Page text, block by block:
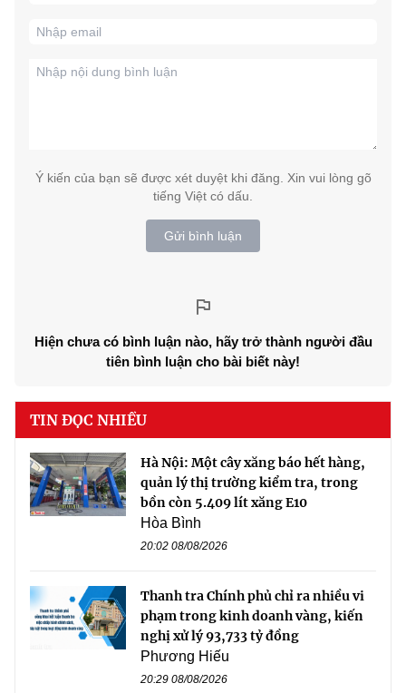
Ý kiến của bạn sẽ được xét duyệt khi đăng. Xin vui lòng gõ
tiếng Việt có dấu.
Gửi bình luận
Hiện chưa có bình luận nào, hãy trở thành người đầu
tiên bình luận cho bài biết này!
TIN ĐỌC NHIỀU
Hà Nội: Một cây xăng báo hết hàng,
quản lý thị trường kiểm tra, trong
bồn còn 5.409 lít xăng E10
Hòa Bình
20:02 08/08/2026
Thanh tra Chính phủ chỉ ra nhiều vi
phạm trong kinh doanh vàng, kiến
nghị xử lý 93,733 tỷ đồng
Phương Hiếu
20:29 08/08/2026